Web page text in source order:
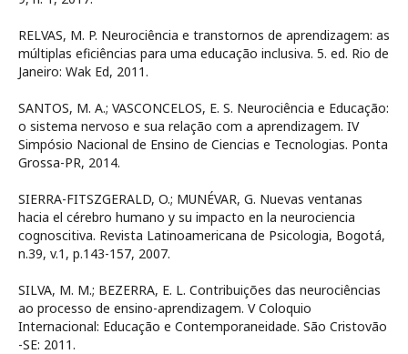
RELVAS, M. P. Neurociência e transtornos de aprendizagem: as
múltiplas eficiências para uma educação inclusiva. 5. ed. Rio de
Janeiro: Wak Ed, 2011.
SANTOS, M. A.; VASCONCELOS, E. S. Neurociência e Educação:
o sistema nervoso e sua relação com a aprendizagem. IV
Simpósio Nacional de Ensino de Ciencias e Tecnologias. Ponta
Grossa-PR, 2014.
SIERRA-FITSZGERALD, O.; MUNÉVAR, G. Nuevas ventanas
hacia el cérebro humano y su impacto en la neurociencia
cognoscitiva. Revista Latinoamericana de Psicologia, Bogotá,
n.39, v.1, p.143-157, 2007.
SILVA, M. M.; BEZERRA, E. L. Contribuições das neurociências
ao processo de ensino-aprendizagem. V Coloquio
Internacional: Educação e Contemporaneidade. São Cristovão
-SE: 2011.